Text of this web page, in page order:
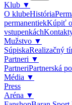
Klub ▼
O klubeHistória
permanentiekKúpiť
vstupenkách
Mužstvo ▼
SúpiskaRealizačný
Partneri ▼
PartneriPartnerská
Média ▼
Press
Aréna ▼